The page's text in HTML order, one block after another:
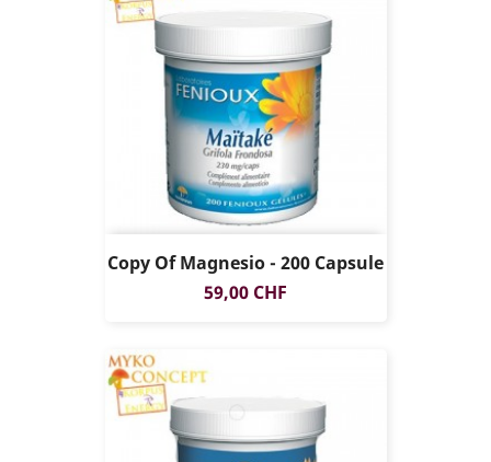
Copy Of Magnesio - 200 Capsule
Prezzo
59,00 CHF